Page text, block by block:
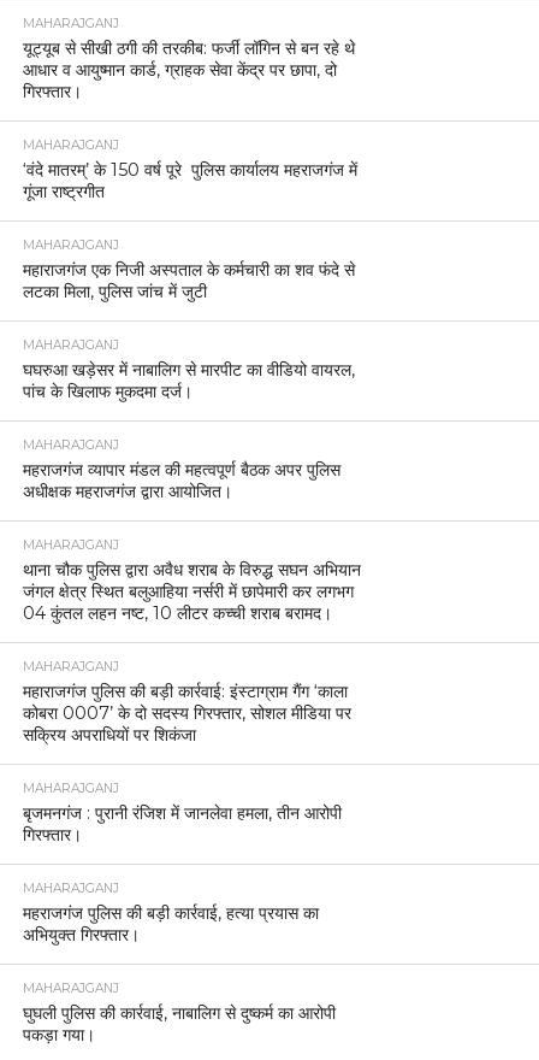
MAHARAJGANJ
यूट्यूब से सीखी ठगी की तरकीब: फर्जी लॉगिन से बन रहे थे
आधार व आयुष्मान कार्ड, ग्राहक सेवा केंद्र पर छापा, दो
गिरफ्तार।
MAHARAJGANJ
‘वंदे मातरम्’ के 150 वर्ष पूरे पुलिस कार्यालय महराजगंज में
गूंजा राष्ट्रगीत
MAHARAJGANJ
महाराजगंज एक निजी अस्पताल के कर्मचारी का शव फंदे से
लटका मिला, पुलिस जांच में जुटी
MAHARAJGANJ
घघरुआ खड़ेसर में नाबालिग से मारपीट का वीडियो वायरल,
पांच के खिलाफ मुकदमा दर्ज।
MAHARAJGANJ
महराजगंज व्यापार मंडल की महत्वपूर्ण बैठक अपर पुलिस
अधीक्षक महराजगंज द्वारा आयोजित।
MAHARAJGANJ
थाना चौक पुलिस द्वारा अवैध शराब के विरुद्ध सघन अभियान
जंगल क्षेत्र स्थित बलुआहिया नर्सरी में छापेमारी कर लगभग
04 कुंतल लहन नष्ट, 10 लीटर कच्ची शराब बरामद।
MAHARAJGANJ
महाराजगंज पुलिस की बड़ी कार्रवाई: इंस्टाग्राम गैंग ‘काला
कोबरा 0007’ के दो सदस्य गिरफ्तार, सोशल मीडिया पर
सक्रिय अपराधियों पर शिकंजा
MAHARAJGANJ
बृजमनगंज : पुरानी रंजिश में जानलेवा हमला, तीन आरोपी
गिरफ्तार।
MAHARAJGANJ
महराजगंज पुलिस की बड़ी कार्रवाई, हत्या प्रयास का
अभियुक्त गिरफ्तार।
MAHARAJGANJ
घुघली पुलिस की कार्रवाई, नाबालिग से दुष्कर्म का आरोपी
पकड़ा गया।